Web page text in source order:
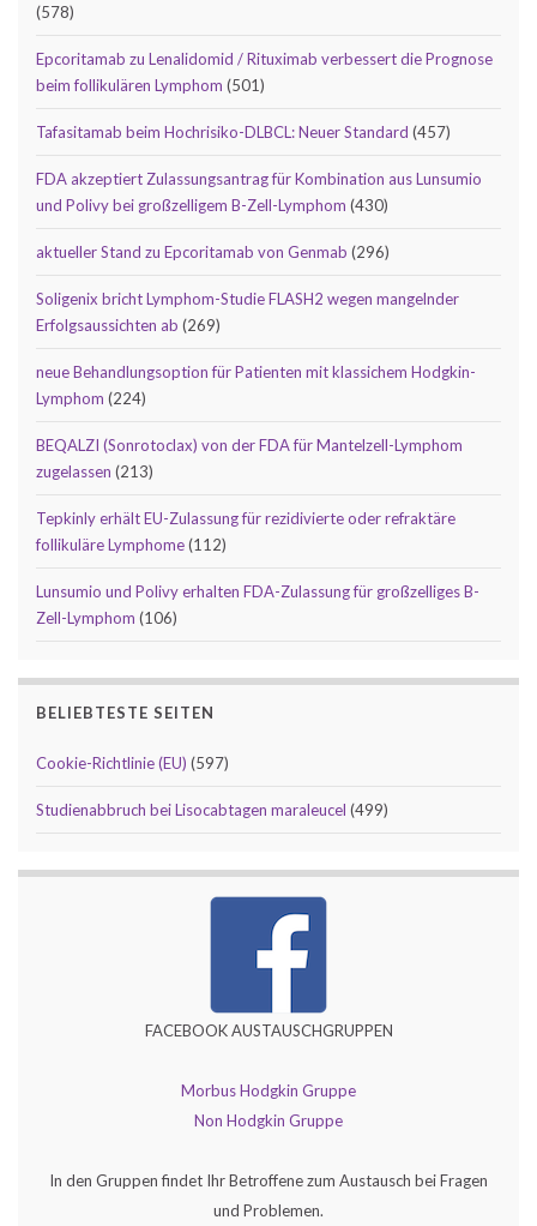
(578)
Epcoritamab zu Lenalidomid / Rituximab verbessert die Prognose
beim follikulären Lymphom (501)
Tafasitamab beim Hochrisiko-DLBCL: Neuer Standard (457)
FDA akzeptiert Zulassungsantrag für Kombination aus Lunsumio
und Polivy bei großzelligem B-Zell-Lymphom (430)
aktueller Stand zu Epcoritamab von Genmab (296)
Soligenix bricht Lymphom-Studie FLASH2 wegen mangelnder
Erfolgsaussichten ab (269)
neue Behandlungsoption für Patienten mit klassichem Hodgkin-
Lymphom (224)
BEQALZI (Sonrotoclax) von der FDA für Mantelzell-Lymphom
zugelassen (213)
Tepkinly erhält EU-Zulassung für rezidivierte oder refraktäre
follikuläre Lymphome(112)
Lunsumio und Polivy erhalten FDA-Zulassung für großzelliges B-
Zell-Lymphom (106)
BELIEBTESTE SEITEN
Cookie-Richtlinie (EU) (597)
Studienabbruch bei Lisocabtagen maraleucel (499)
FACEBOOK AUSTAUSCHGRUPPEN
Morbus Hodgkin Gruppe
Non Hodgkin Gruppe
In den Gruppen findet Ihr Betroffene zum Austausch bei Fragen
und Problemen.